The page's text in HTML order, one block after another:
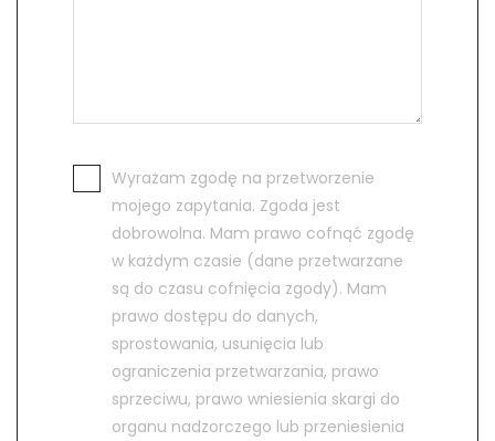
Wyrażam zgodę na przetworzenie
mojego zapytania. Zgoda jest
dobrowolna. Mam prawo cofnąć zgodę
w każdym czasie (dane przetwarzane
są do czasu cofnięcia zgody). Mam
prawo dostępu do danych,
sprostowania, usunięcia lub
ograniczenia przetwarzania, prawo
sprzeciwu, prawo wniesienia skargi do
organu nadzorczego lub przeniesienia